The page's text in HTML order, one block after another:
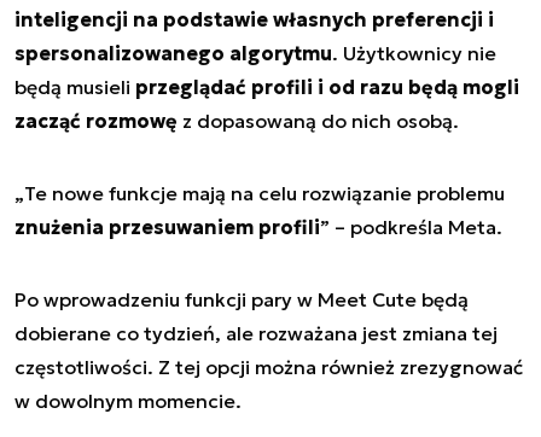
inteligencji na podstawie własnych preferencji i
spersonalizowanego algorytmu. Użytkownicy nie
będą musieli przeglądać profili i od razu będą mogli
zacząć rozmowę z dopasowaną do nich osobą.
„Te nowe funkcje mają na celu rozwiązanie problemu
znużenia przesuwaniem profili” – podkreśla Meta.
Po wprowadzeniu funkcji pary w Meet Cute będą
dobierane co tydzień, ale rozważana jest zmiana tej
częstotliwości. Z tej opcji można również zrezygnować
w dowolnym momencie.